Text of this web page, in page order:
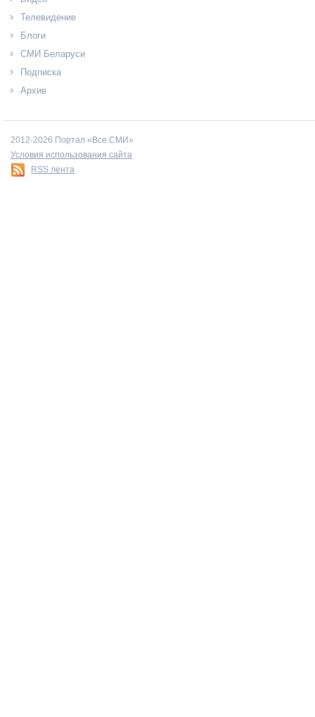
Телевидение
Блоги
СМИ Беларуси
Подписка
Архив
2012-2026 Портал «Все СМИ»
Условия использования сайта
RSS лента